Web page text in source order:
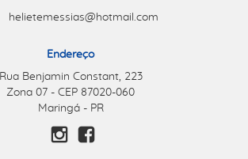
helietemessias@hotmail.com
Endereço
Rua Benjamin Constant, 223
Zona 07 - CEP 87020-060
Maringá - PR